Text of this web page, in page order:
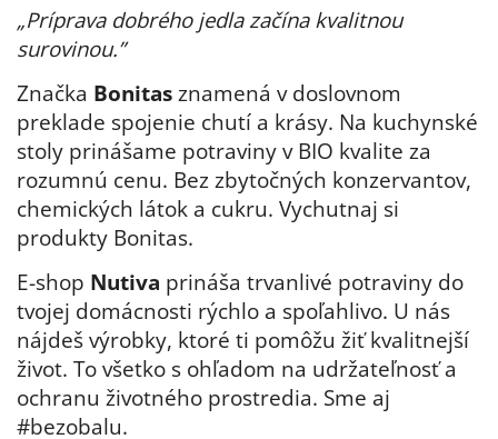
„Príprava dobrého jedla začína kvalitnou
surovinou.”
Značka Bonitas znamená v doslovnom
preklade spojenie chutí a krásy. Na kuchynské
stoly prinášame potraviny v BIO kvalite za
rozumnú cenu. Bez zbytočných konzervantov,
chemických látok a cukru. Vychutnaj si
produkty Bonitas.
E-shop Nutiva prináša trvanlivé potraviny do
tvojej domácnosti rýchlo a spoľahlivo. U nás
nájdeš výrobky, ktoré ti pomôžu žiť kvalitnejší
život. To všetko s ohľadom na udržateľnosť a
ochranu životného prostredia. Sme aj
#bezobalu.